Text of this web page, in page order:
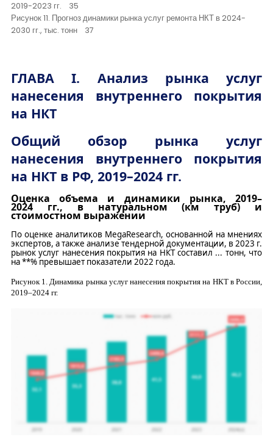
2019-2023 гг. 35
Рисунок 11. Прогноз динамики рынка услуг ремонта НКТ в 2024-
2030 гг., тыс. тонн 37
ГЛАВАI. Анализ рынка услуг
нанесения внутреннего покрытия
на НКТ
Общий обзор рынка услуг
нанесения внутреннего покрытия
на НКТ в РФ, 2019–2024 гг.
Оценка объема и динамики рынка, 2019–
2024 гг., в натуральном (км труб) и
стоимостном выражении
По оценке аналитиков MegaResearch, основанной на мнениях
экспертов, а также анализе тендерной документации, в 2023 г.
рынок услуг нанесения покрытия на НКТ составил ... тонн, что
на**% превышает показатели 2022 года.
Рисунок 1
. Динамика рынка услуг нанесения покрытия на НКТ в России,
2019–2024 гг.